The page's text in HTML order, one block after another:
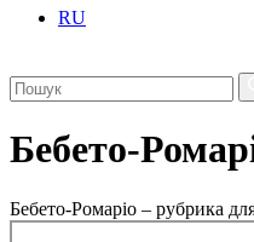
RU
Бебето-
Бебето-Ромаріо – рубрика